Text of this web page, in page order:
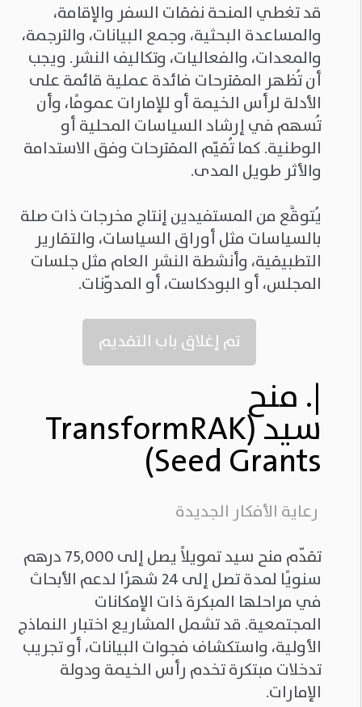
قد تغطي المنحة نفقات السفر والإقامة،
والمساعدة البحثية، وجمع البيانات، والترجمة،
والمعدات، والفعاليات، وتكاليف النشر. ويجب
أن تُظهر المقترحات فائدة عملية قائمة على
الأدلة لرأس الخيمة أو للإمارات عمومًا، وأن
تُسهم في إرشاد السياسات المحلية أو
الوطنية. كما تُقيّم المقترحات وفق الاستدامة
والأثر طويل المدى.
يُتوقَّع من المستفيدين إنتاج مخرجات ذات صلة
بالسياسات مثل أوراق السياسات، والتقارير
التطبيقية، وأنشطة النشر العام مثل جلسات
المجلس، أو البودكاست، أو المدوّنات.
تم إغلاق باب التقديم
|. منح
سيد (TransformRAK
Seed Grants)
رعاية الأفكار الجديدة
تقدّم منح سيد تمويلاً يصل إلى 75,000 درهم
سنويًا لمدة تصل إلى 24 شهرًا لدعم الأبحاث
في مراحلها المبكرة ذات الإمكانات
المجتمعية. قد تشمل المشاريع اختبار النماذج
الأولية، واستكشاف فجوات البيانات، أو تجريب
تدخلات مبتكرة تخدم رأس الخيمة ودولة
الإمارات.